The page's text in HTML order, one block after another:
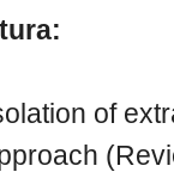
of